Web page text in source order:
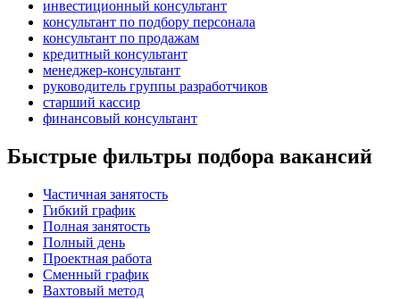
инвестиционный консультант
консультант по подбору персонала
консультант по продажам
кредитный консультант
менеджер-консультант
руководитель группы разработчиков
старший кассир
финансовый консультант
Быстрые фильтры подбора вакансий
Частичная занятость
Гибкий график
Полная занятость
Полный день
Проектная работа
Сменный график
Вахтовый метод